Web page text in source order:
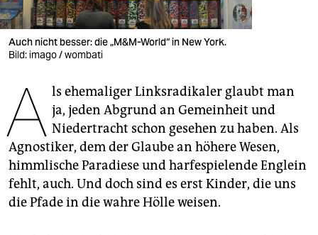
veranstaltungen
shop
unterstützen
abo
genossenschaft
epaper login
Auch nicht besser: die „M&M-World“ in New York.
Bild: imago / wombati
A ls ehemaliger Linksradikaler glaubt man
ja, jeden Abgrund an Gemeinheit und
Niedertracht schon gesehen zu haben. Als
Agnostiker, dem der Glaube an höhere Wesen,
himmlische Paradiese und harfespielende Englein
fehlt, auch. Und doch sind es erst Kinder, die uns
die Pfade in die wahre Hölle weisen.